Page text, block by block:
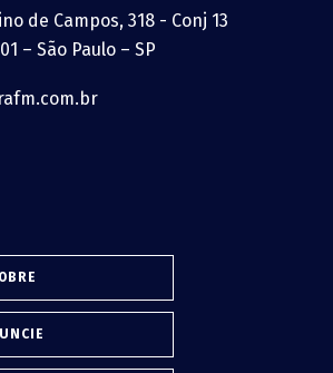
de Campos, 318 - Conj 13
– São Paulo – SP